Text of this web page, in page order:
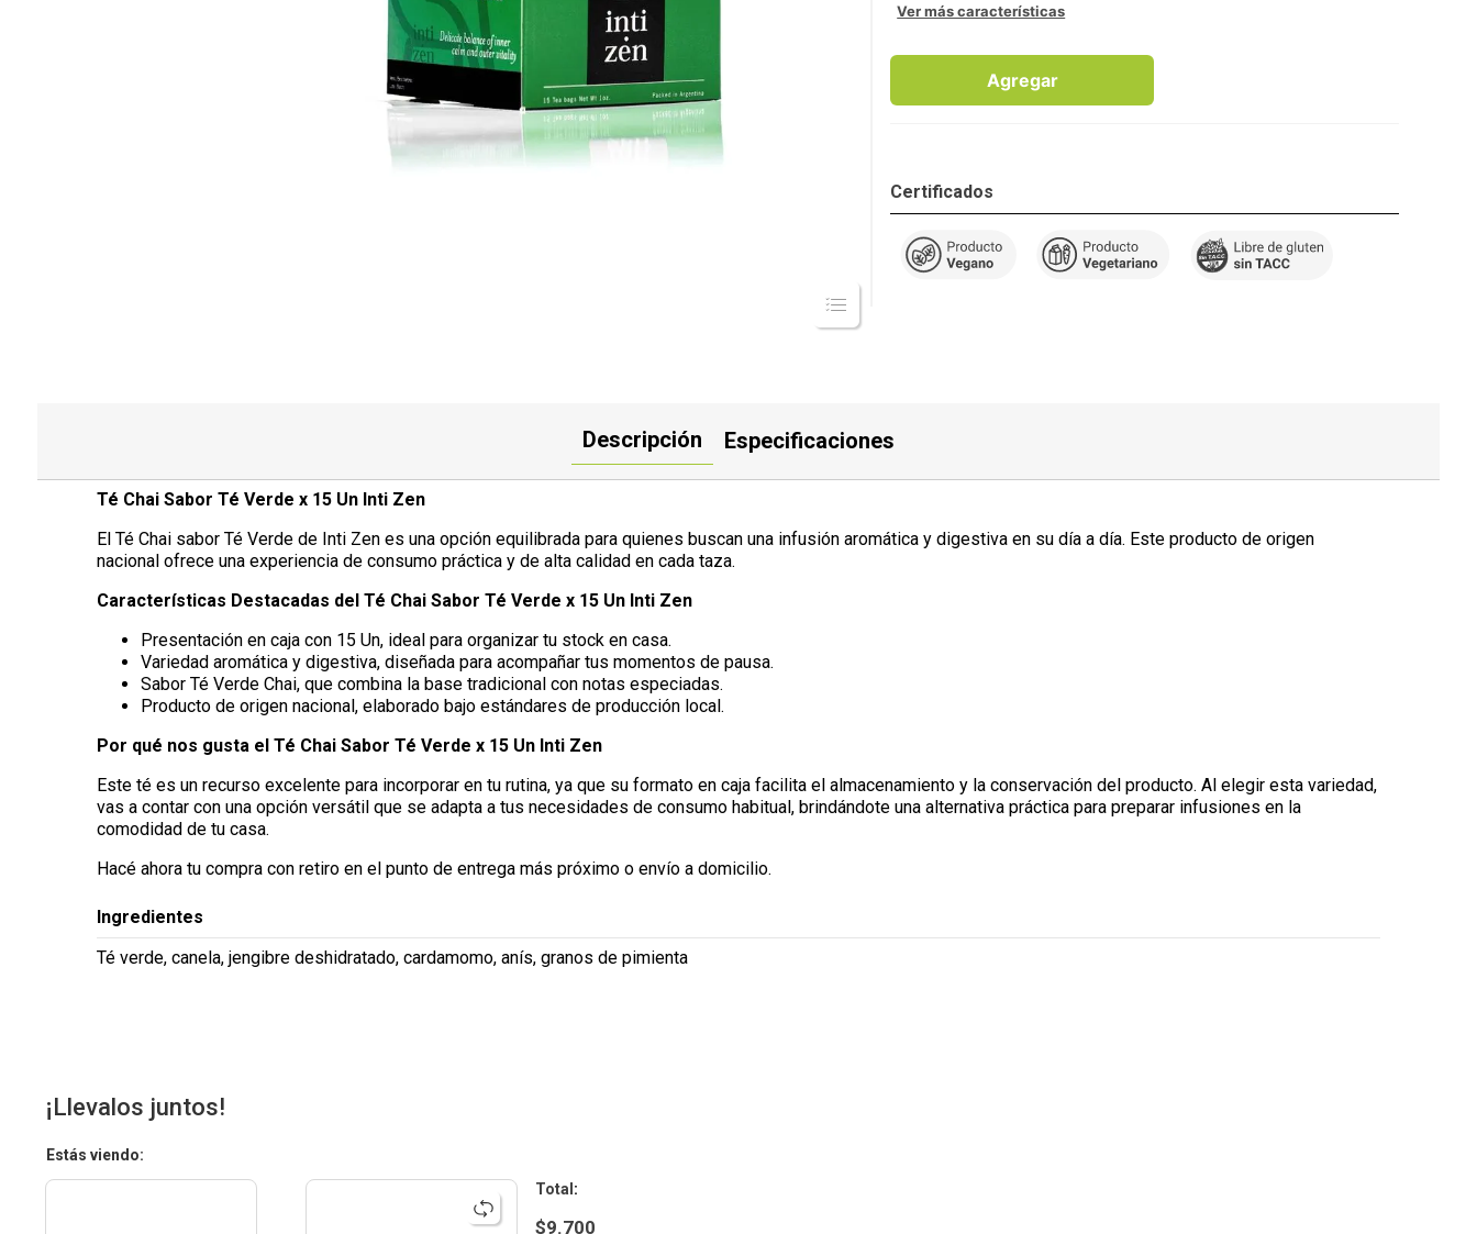
Ver más características
Agregar
Certificados
Descripción Especificaciones
Té Chai Sabor Té Verde x 15 Un Inti Zen
El Té Chai sabor Té Verde de Inti Zen es una opción equilibrada para quienes buscan una infusión aromática y digestiva en su día a día. Este producto de origen
nacional ofrece una experiencia de consumo práctica y de alta calidad en cada taza.
Características Destacadas del Té Chai Sabor Té Verde x 15 Un Inti Zen
Presentación en caja con 15 Un, ideal para organizar tu stock en casa.
Variedad aromática y digestiva, diseñada para acompañar tus momentos de pausa.
Sabor Té Verde Chai, que combina la base tradicional con notas especiadas.
Producto de origen nacional, elaborado bajo estándares de producción local.
Por qué nos gusta el Té Chai Sabor Té Verde x 15 Un Inti Zen
Este té es un recurso excelente para incorporar en tu rutina, ya que su formato en caja facilita el almacenamiento y la conservación del producto. Al elegir esta variedad,
vas a contar con una opción versátil que se adapta a tus necesidades de consumo habitual, brindándote una alternativa práctica para preparar infusiones en la
comodidad de tu casa.
Hacé ahora tu compra con retiro en el punto de entrega más próximo o envío a domicilio.
Ingredientes
Té verde, canela, jengibre deshidratado, cardamomo, anís, granos de pimienta
¡Llevalos juntos!
Estás viendo:
:
$9.700